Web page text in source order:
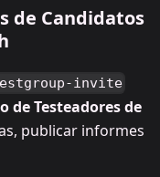
de Candidatos
invite
de Testeadores de
publicar informes